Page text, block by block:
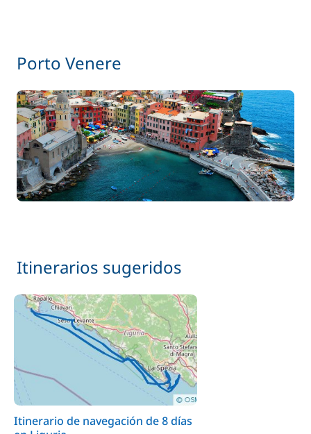
Porto Venere
Itinerarios sugeridos
Itinerario de navegación de 8 días